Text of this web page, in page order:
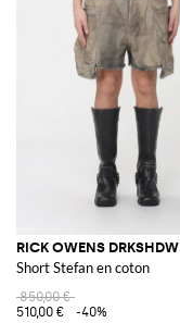
RICK OWENS DRKSHDW
Short Stefan en coton
850,00 €
510,00 €
-40%